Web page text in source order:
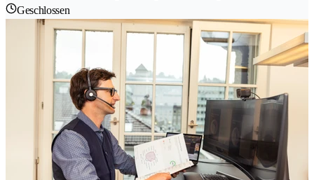
Geschlossen